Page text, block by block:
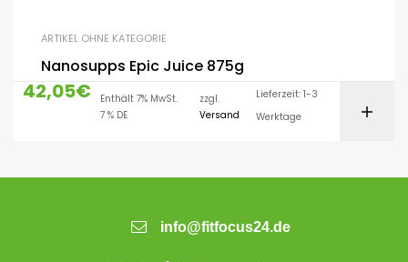
ARTIKEL OHNE KATEGORIE
Nanosupps Epic Juice 875g
42,05€
Enthält 7% MwSt.
7 % DE
zzgl.
Versand
Lieferzeit: 1-3
Werktage
info@fitfocus24.de